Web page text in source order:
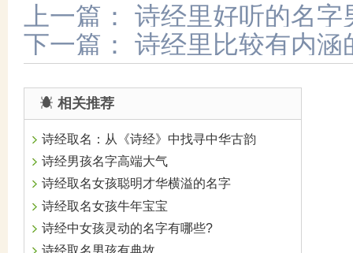
上一篇：
诗经里好听的名字
下一篇：
诗经里比较有内涵
相关推荐
诗经取名：从《诗经》中找寻中华古韵
诗经男孩名字高端大气
诗经取名女孩聪明才华横溢的名字
诗经取名女孩牛年宝宝
诗经中女孩灵动的名字有哪些?